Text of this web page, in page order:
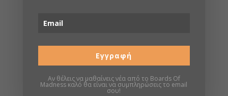
13
Εγγραφή
Αν θέλεις να μαθαίνεις νέα από το Boards Of
Madness καλό θα είναι να συμπληρώσεις το email
σου!